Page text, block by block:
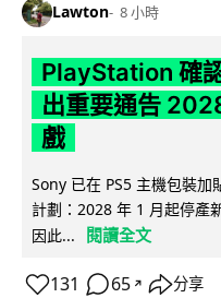
Lawton 8 小時
PlayStation 確
出重要通告
戲
Sony 已在 PS5 主機包裝
計劃：2028 年 1 月起停產
因此...
閱讀全文
131 65 ↗ 分享